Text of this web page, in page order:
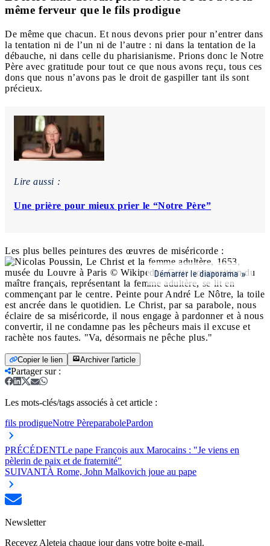
même ferveur que le fils prodigue
De même que chacun. Et nous devons prier pour n’entrer dans
la tentation ni de l’un ni de l’autre : ni dans la tentation de la
débauche, ni dans celle du pharisianisme. Prions donc le Notre
Père avec gratitude pour tout ce que nous avons reçu, tous ces
dons que nous n’avons pas le droit de gaspiller tant ils sont
précieux.
Lire aussi :
Une prière pour mieux prier le “Notre Père”
Les plus belles peintures des œuvres de miséricorde :
Démarrer le diaporama
Copier le lien Archiver l'article
Partager sur:
Les mots-clés/tags associés à cet article :
fils prodigueNotre PèreparabolePardon
PRÉCÉDENTLe pape François aux Marocains : "Je viens en
pèlerin de paix et de fraternité"
SUIVANTÀ Rome, John Malkovich joue au pape
Newsletter
Recevez Aleteia chaque jour dans votre boite e-mail.